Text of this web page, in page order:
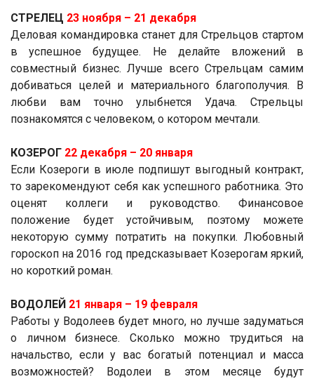
СТРЕЛЕЦ 23 ноября ­– 21 декабря
Деловая командировка станет для Стрельцов стартом
в успешное будущее. Не делайте вложений в
совместный бизнес. Лучше всего Стрельцам самим
добиваться целей и материального благополучия. В
любви вам точно улыбнется Удача. Стрельцы
познакомятся с человеком, о котором мечтали.
КОЗЕРОГ 22 декабря ­– 20 января
Если Козероги в июле подпишут выгодный контракт,
то зарекомендуют себя как успешного работника. Это
оценят коллеги и руководство. Финансовое
положение будет устойчивым, поэтому можете
некоторую сумму потратить на покупки. Любовный
гороскоп на 2016 год предсказывает Козерогам яркий,
но короткий роман.
ВОДОЛЕЙ 21 января ­– 19 февраля
Работы у Водолеев будет много, но лучше задуматься
о личном бизнесе. Сколько можно трудиться на
начальство, если у вас богатый потенциал и масса
возможностей? Водолеи в этом месяце будут